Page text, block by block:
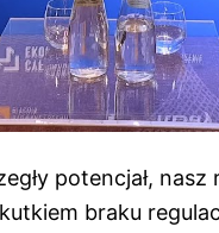
potencjał, nasz
braku